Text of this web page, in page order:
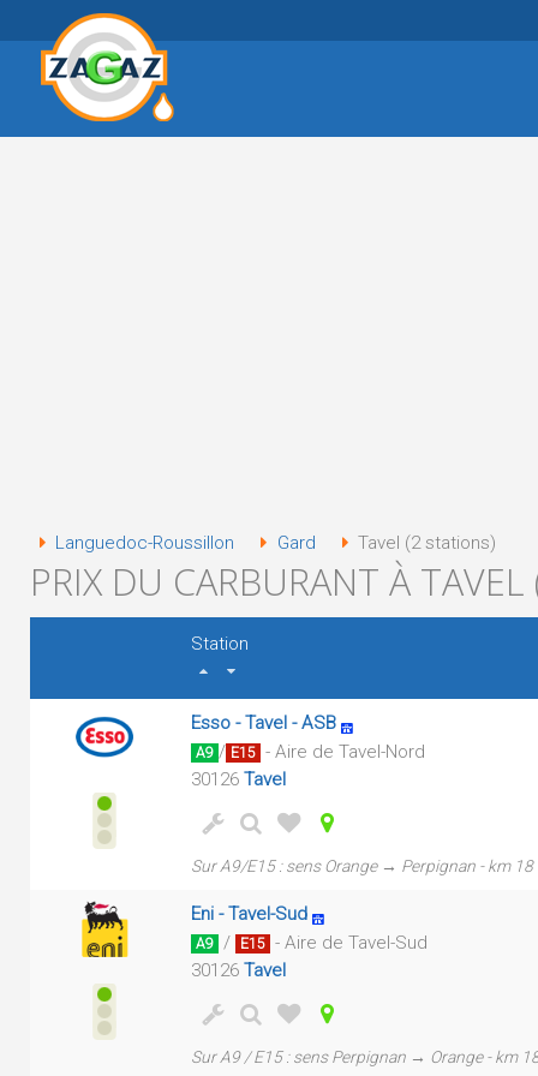
Languedoc-Roussillon Gard Tavel (2 stations)
PRIX DU CARBURANT À
Station
Esso - Tavel - ASB
A9 / E15 - Aire de Tavel-Nord
30126 Tavel
Sur A9/E15 : sens Orange → Perpignan - km 18
Eni - Tavel-Sud
A9 / E15 - Aire de Tavel-Sud
30126 Tavel
Sur A9 / E15 : sens Perpignan → Orange - km